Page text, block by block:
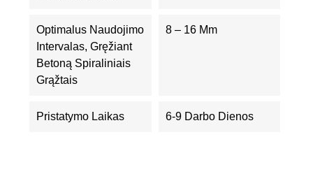
Optimalus Naudojimo
Intervalas, Gręžiant
Betoną Spiraliniais
Grąžtais
8 – 16 Mm
Pristatymo Laikas 6-9 Darbo Dienos